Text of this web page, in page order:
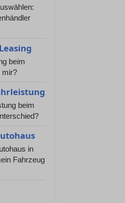
beim
mir?
beim
in
Fahrzeug